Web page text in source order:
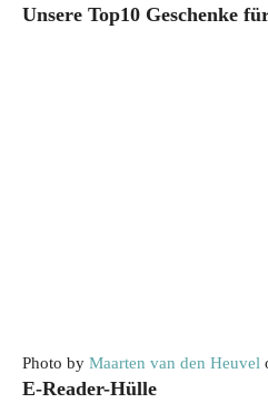
Unsere Top10 Geschenke
Photo by Maarten van den Heuvel
E-Reader-Hülle